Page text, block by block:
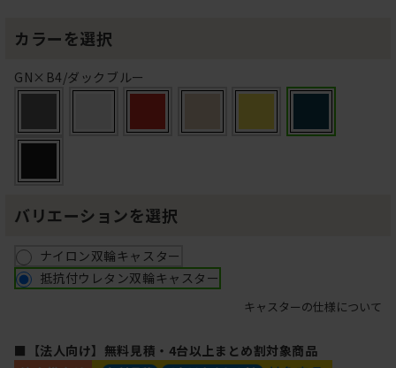
カラーを選択
GN×B4/ダックブルー
バリエーションを選択
ナイロン双輪キャスター
抵抗付ウレタン双輪キャスター
キャスターの仕様について
■【法人向け】無料見積・4台以上まとめ割対象商品